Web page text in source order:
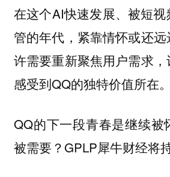
在这个AI快速发展、被短视
管的年代，紧靠情怀或还
许需要重新聚焦用户需求
感受到QQ的独特价值所在。
QQ的下一段青春是继续被
被需要？GPLP犀牛财经将